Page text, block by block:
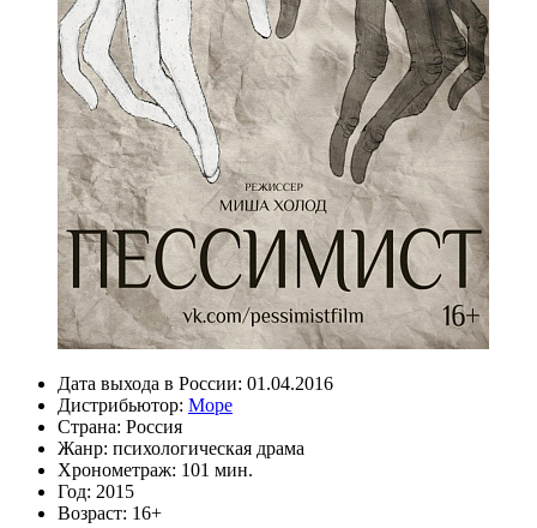
Дата выхода в России: 01.04.2016
Дистрибьютор: Море
Страна: Россия
Жанр: психологическая драма
Хронометраж: 101 мин.
Год: 2015
Возраст: 16+